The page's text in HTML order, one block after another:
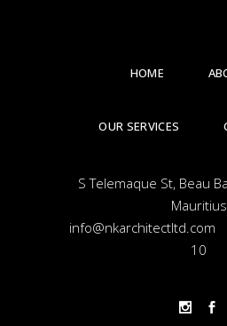
HOME
OUR SERVICES
S Telemaque St, Beau
Mauritius
info@nkarchitectltd.com
10